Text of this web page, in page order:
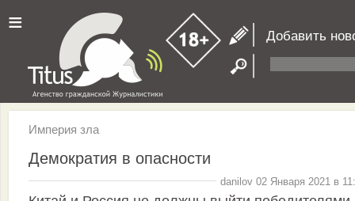
≡ Добавить
Империя зла
Демократия в опасности
danilov 02 Января 2021 в